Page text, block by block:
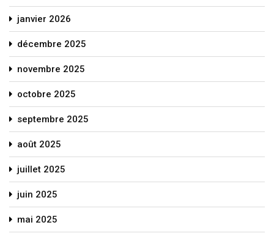
janvier 2026
décembre 2025
novembre 2025
octobre 2025
septembre 2025
août 2025
juillet 2025
juin 2025
mai 2025